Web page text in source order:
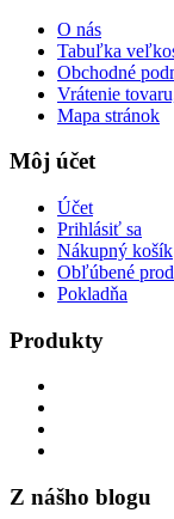
O nás
Tabuľka
Obchodné
Vrátenie
Mapa stránok
Môj účet
Účet
Prihlásiť sa
Nákupný košík
Obľúbené
Pokladňa
Produkty
Z nášho blogu